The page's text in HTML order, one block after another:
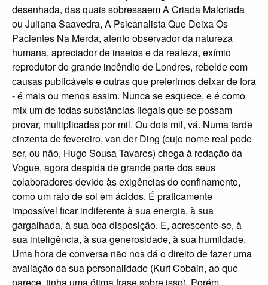
desenhada, das quais sobressaem A Criada Malcriada
ou Juliana Saavedra, A Psicanalista Que Deixa Os
Pacientes Na Merda, atento observador da natureza
humana, apreciador de insetos e da realeza, exímio
reprodutor do grande incêndio de Londres, rebelde com
causas publicáveis e outras que preferimos deixar de fora
- é mais ou menos assim. Nunca se esquece, e é como
mix um de todas substâncias ilegais que se possam
provar, multiplicadas por mil. Ou dois mil, vá. Numa tarde
cinzenta de fevereiro, van der Ding (cujo nome real pode
ser, ou não, Hugo Sousa Tavares) chega à redação da
Vogue, agora despida de grande parte dos seus
colaboradores devido às exigências do confinamento,
como um raio de sol em ácidos. É praticamente
impossível ficar indiferente à sua energia, à sua
gargalhada, à sua boa disposição. E, acrescente-se, à
sua inteligência, à sua generosidade, à sua humildade.
Uma hora de conversa não nos dá o direito de fazer uma
avaliação da sua personalidade (Kurt Cobain, ao que